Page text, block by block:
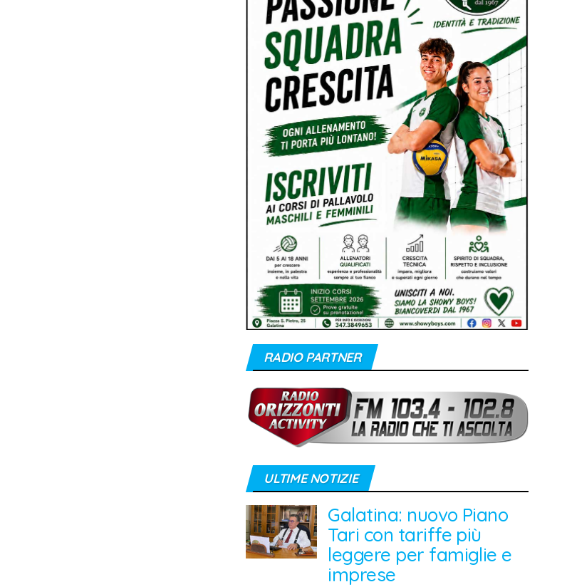
RADIO PARTNER
ULTIME NOTIZIE
Galatina: nuovo Piano
Tari con tariffe più
leggere per famiglie e
imprese